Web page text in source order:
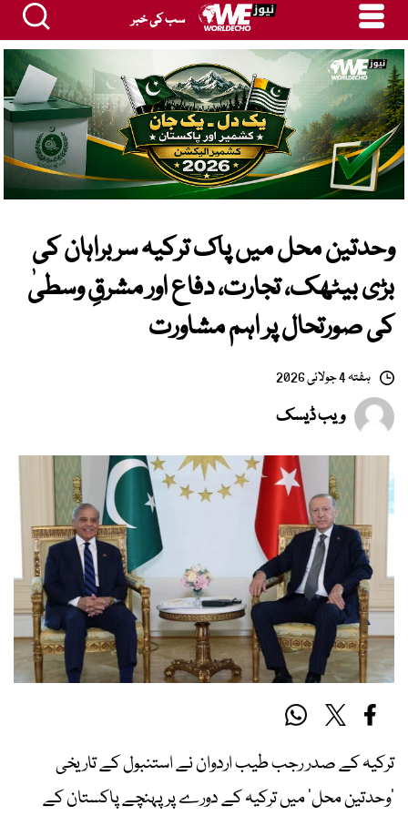
سب کی خبر
وحدتین محل میں پاک ترکیہ سربراہان کی
بڑی بیٹھک، تجارت، دفاع اور مشرقِ وسطیٰ
کی صورتحال پر اہم مشاورت
ہفتہ 4 جولائی 2026
ویب ڈیسک
ترکیہ کے صدر رجب طیب اردوان نے استنبول کے تاریخی
’وحدتین محل‘ میں ترکیہ کے دورے پر پہنچے پاکستان کے